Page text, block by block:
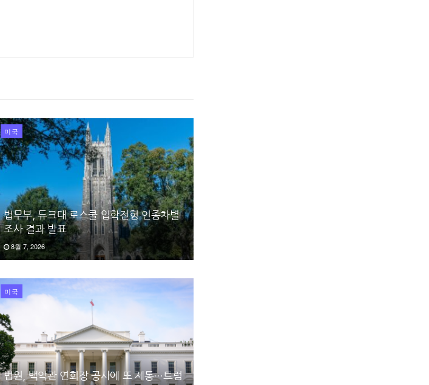
미국
법무부, 듀크대 로스쿨 입학전형 인종차별
조사 결과 발표
8월 7, 2026
미국
법원, 백악관 연회장 공사에 또 제동…트럼